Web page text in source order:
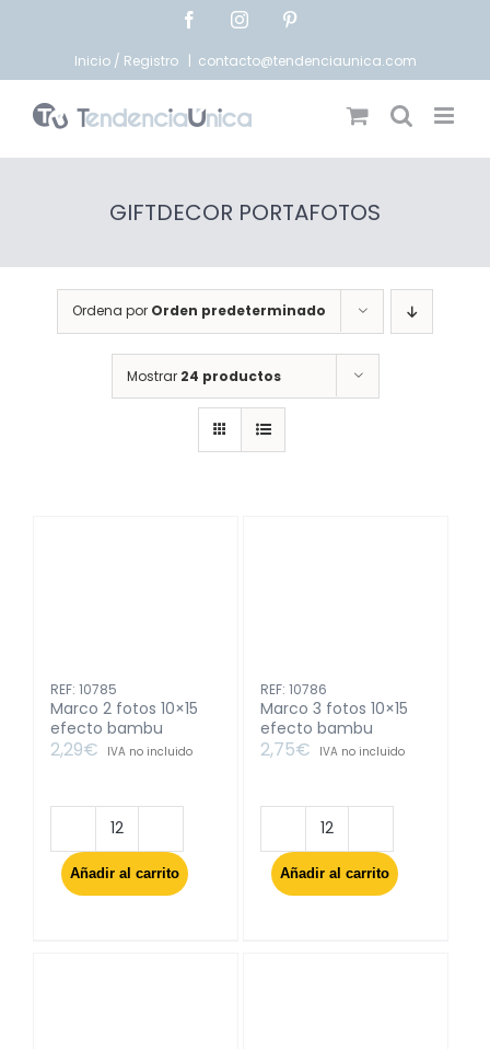
contenido
FacebookInstagram
Inicio / Registro | contacto@tendenciaunica.com
GIFTDECOR PORTAFOTOS
Ordena por Orden predeterminado
Mostrar 24 productos
REF: 10785
Marco 2 fotos 10×15
efecto bambu
2,29€ IVA no incluido
Marco
fotos
Añadir al carrito
REF: 10786
Marco 3 fotos 10×15
efecto bambu
2,75€ IVA no incluido
Marco
fotos
Añadir al carrito